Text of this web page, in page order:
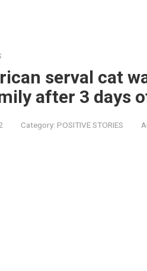
serval cat
after 3 days
Category: POSITIVE STORIES